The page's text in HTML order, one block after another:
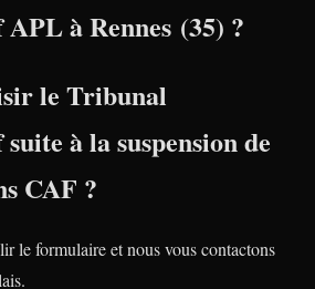
à Rennes (35) ?
le Tribunal
à la suspension de
CAF ?
le formulaire et nous vous contactons